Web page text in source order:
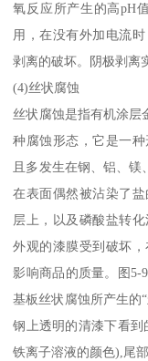
氧反应所产生的高pH
用，在没有外加电流
剥离的破坏。阴极剥离
(4)丝状腐蚀
丝状腐蚀是指有机涂层
种腐蚀形态，它是一
且多发生在钢、铝、
在表面偶然被沾染了
层上，以及磷酸盐转
外观的漆膜受到破坏
影响商品的质量。图5-
基板丝状腐蚀所产生的
钢上透明的清漆下看
铁离子溶液的颜色),尾